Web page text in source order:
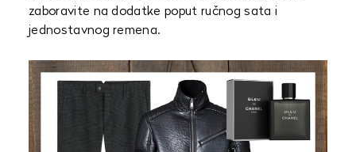
zaboravite na dodatke poput ručnog sata i
jednostavnog remena.